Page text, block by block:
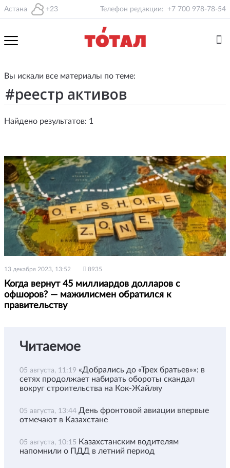
Астана +23 Телефон редакции: +7 700 978-78-54
Вы искали все материалы по теме:
Найдено результатов: 1
13 декабря 2023, 13:52 8935
Когда вернут 45 миллиардов долларов с
офшоров? — мажилисмен обратился к
правительству
Читаемое
05 августа, 11:19 «Добрались до «Трех братьев»»: в
сетях продолжает набирать обороты скандал
вокруг строительства на Кок-Жайляу
05 августа, 13:44 День фронтовой авиации впервые
отмечают в Казахстане
05 августа, 10:15 Казахстанским водителям
напомнили о ПДД в летний период